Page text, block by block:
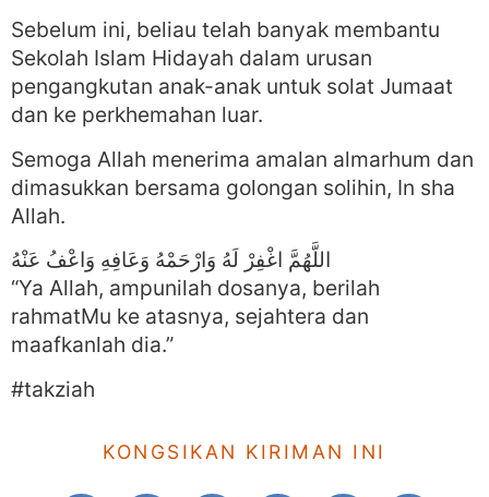
Sebelum ini, beliau telah banyak membantu
Sekolah Islam Hidayah dalam urusan
pengangkutan anak-anak untuk solat Jumaat
dan ke perkhemahan luar.
Semoga Allah menerima amalan almarhum dan
dimasukkan bersama golongan solihin, In sha
Allah.
اللَّهُمَّ اغْفِرْ لَهُ وَارْحَمْهُ وَعَافِهِ وَاعْفُ عَنْهُ
“Ya Allah, ampunilah dosanya, berilah
rahmatMu ke atasnya, sejahtera dan
maafkanlah dia.”
#takziah
KONGSIKAN KIRIMAN INI